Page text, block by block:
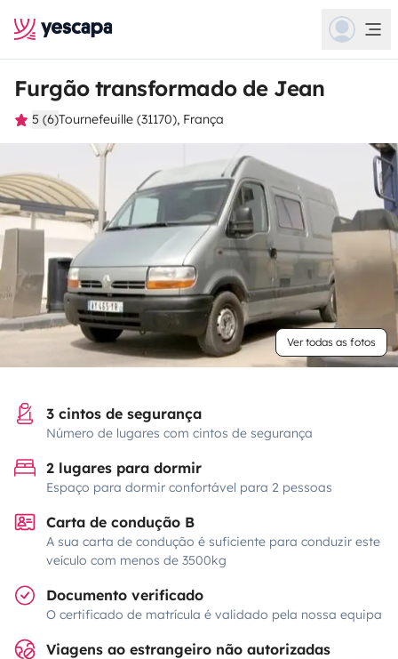
Furgão transformado de Jean
5 (6)Tournefeuille (31170), França
Ver todas as fotos
3 cintos de segurança
Número de lugares com cintos de segurança
2 lugares para dormir
Espaço para dormir confortável para 2 pessoas
Carta de condução B
A sua carta de condução é suficiente para conduzir este
veículo com menos de 3500kg
Documento verificado
O certificado de matrícula é validado pela nossa equipa
Viagens ao estrangeiro não autorizadas